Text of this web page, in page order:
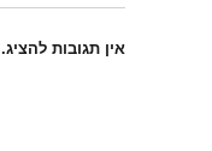
אין תגובות להציג.